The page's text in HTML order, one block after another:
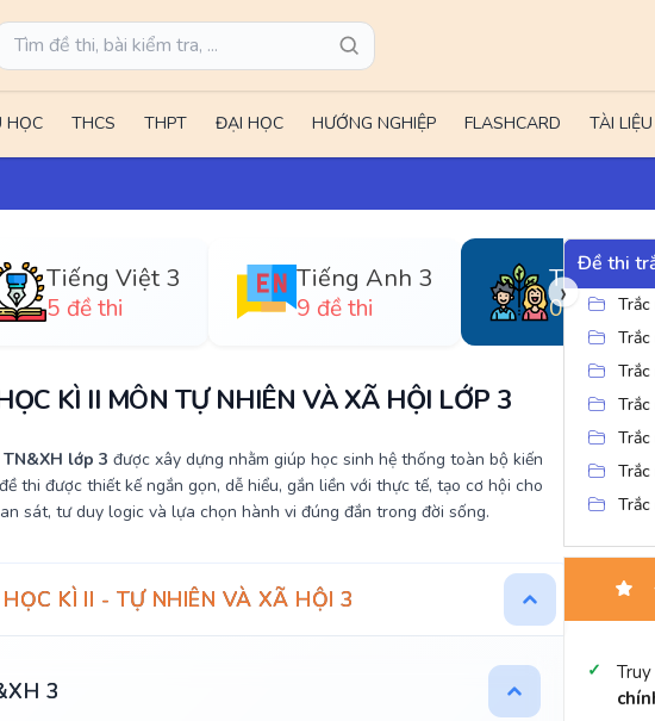
HỌC THCS THPT ĐẠI HỌC HƯỚNG NGHIỆP FLASHCARD TÀI
Tiếng Việt 3
5 đề thi
Tiếng Anh 3
9 đề thi 0 đề thi
›
KÌ II MÔN TỰ NHIÊN VÀ XÃ HỘI LỚP 3
lớp 3 được xây dựng nhằm giúp học sinh hệ thống toàn bộ kiến
thi được thiết kế ngắn gọn, dễ hiểu, gắn liền với thực tế, tạo cơ hội cho
sát, tư duy logic và lựa chọn hành vi đúng đắn trong đời sống.
KÌ II - TỰ NHIÊN VÀ XÃ HỘI 3
3
Đề thi
Trắc
Trắc